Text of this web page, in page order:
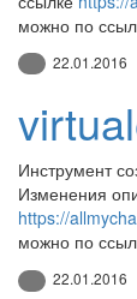
можно по
22.01.2016
Инструмент
Изменения
https://
можно по
22.01.2016